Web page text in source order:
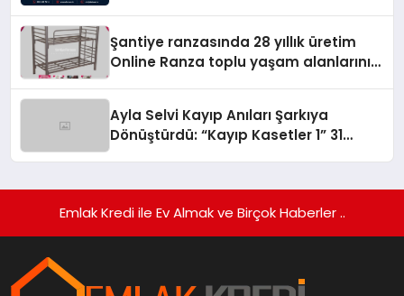
Şantiye ranzasında 28 yıllık üretim
Online Ranza toplu yaşam alanlarını
Ayla Selvi Kayıp Anıları Şarkıya
Dönüştürdü: “Kayıp Kasetler 1” 31
Emlak Kredi ile Ev Almak ve Birçok Haberler ..